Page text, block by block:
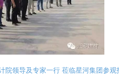
院领导及专家一行 莅临星河集团参观